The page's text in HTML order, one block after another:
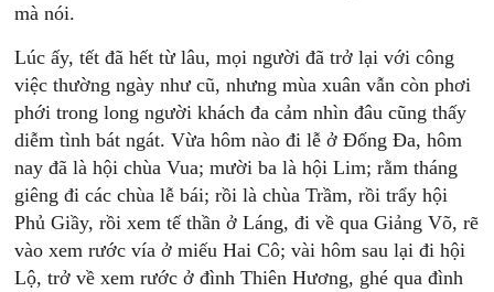
mà nói.
Lúc ấy, tết đã hết từ lâu, mọi người đã trở lại với công
việc thường ngày như cũ, nhưng mùa xuân vẫn còn phơi
phới trong long người khách đa cảm nhìn đâu cũng thấy
diễm tình bát ngát. Vừa hôm nào đi lễ ở Đống Đa, hôm
nay đã là hội chùa Vua; mười ba là hội Lim; rằm tháng
giêng đi các chùa lễ bái; rồi là chùa Trầm, rồi trẩy hội
Phủ Giầy, rồi xem tế thần ở Láng, đi về qua Giảng Võ, rẽ
vào xem rước vía ở miếu Hai Cô; vài hôm sau lại đi hội
Lộ, trở về xem rước ở đình Thiên Hương, ghé qua đình